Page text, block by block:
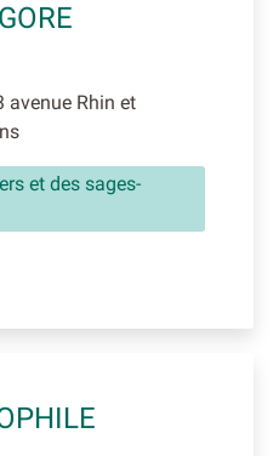
avenue Rhin et
et des sages-